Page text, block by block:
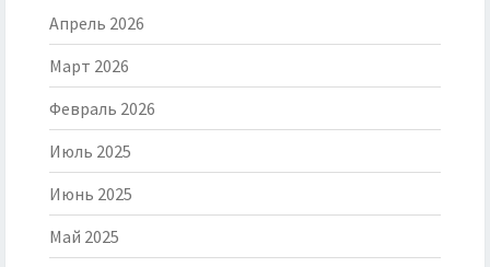
Апрель 2026
Март 2026
Февраль 2026
Июль 2025
Июнь 2025
Май 2025